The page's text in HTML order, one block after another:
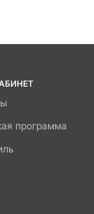
программа